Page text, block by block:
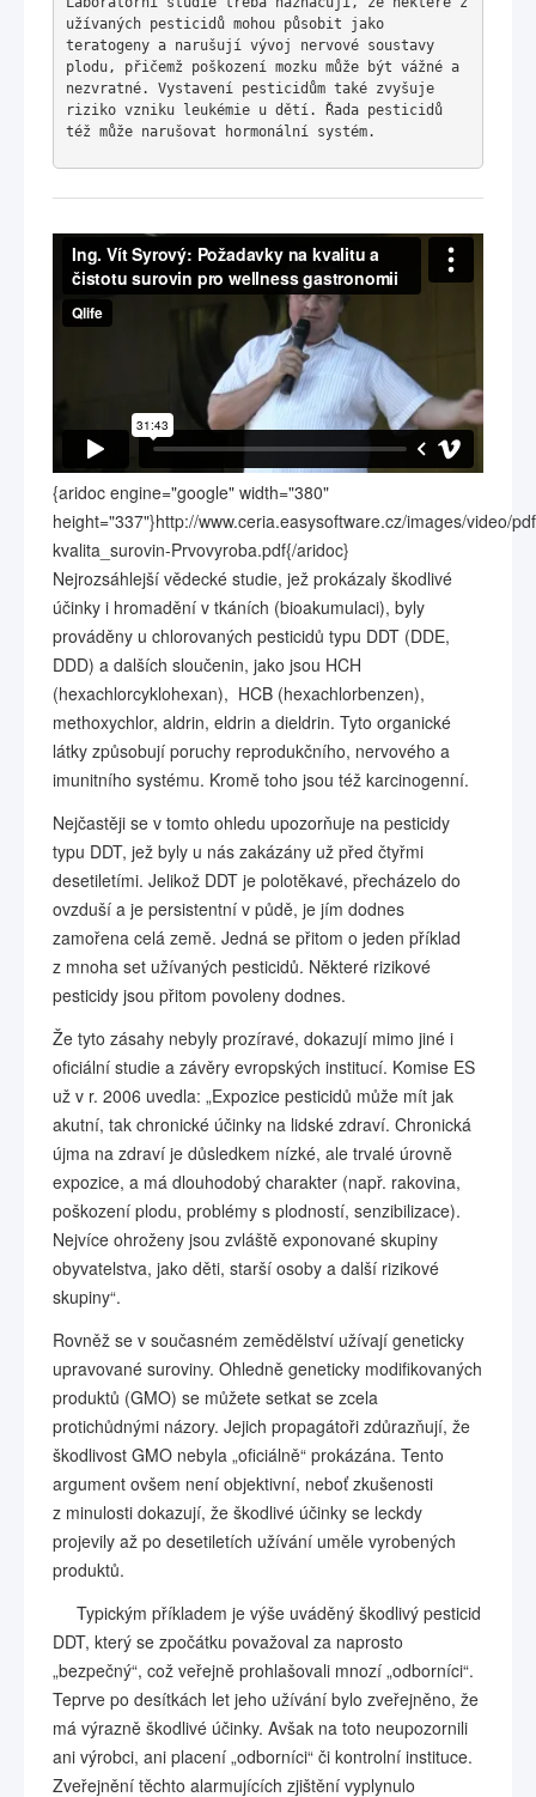
užívaných pesticidů mohou působit jako
teratogeny a narušují vývoj nervové soustavy
plodu, přičemž poškození mozku může být vážné a
nezvratné. Vystavení pesticidům také zvyšuje
riziko vzniku leukémie u dětí. Řada pesticidů
též může narušovat hormonální systém.
{aridoc engine="google" width="380"
height="337"}http://www.ceria.easysoftware.cz/images/video/
kvalita_surovin-Prvovyroba.pdf{/aridoc}
Nejrozsáhlejší vědecké studie, jež prokázaly škodlivé
účinky i hromadění v tkáních (bioakumulaci), byly
prováděny u chlorovaných pesticidů typu DDT (DDE,
DDD) a dalších sloučenin, jako jsou HCH
(hexachlorcyklohexan), HCB (hexachlorbenzen),
methoxychlor, aldrin, eldrin a dieldrin. Tyto organické
látky způsobují poruchy reprodukčního, nervového a
imunitního systému. Kromě toho jsou též karcinogenní.
Nejčastěji se v tomto ohledu upozorňuje na pesticidy
typu DDT, jež byly u nás zakázány už před čtyřmi
desetiletími. Jelikož DDT je polotěkavé, přecházelo do
ovzduší a je persistentní v půdě, je jím dodnes
zamořena celá země. Jedná se přitom o jeden příklad
z mnoha set užívaných pesticidů. Některé rizikové
pesticidy jsou přitom povoleny dodnes.
Že tyto zásahy nebyly prozíravé, dokazují mimo jiné i
oficiální studie a závěry evropských institucí. Komise ES
už v r. 2006 uvedla: „Expozice pesticidů může mít jak
akutní, tak chronické účinky na lidské zdraví. Chronická
újma na zdraví je důsledkem nízké, ale trvalé úrovně
expozice, a má dlouhodobý charakter (např. rakovina,
poškození plodu, problémy s plodností, senzibilizace).
Nejvíce ohroženy jsou zvláště exponované skupiny
obyvatelstva, jako děti, starší osoby a další rizikové
skupiny“.
Rovněž se v současném zemědělství užívají geneticky
upravované suroviny. Ohledně geneticky modifikovaných
produktů (GMO) se můžete setkat se zcela
protichůdnými názory. Jejich propagátoři zdůrazňují, že
škodlivost GMO nebyla „oficiálně“ prokázána. Tento
argument ovšem není objektivní, neboť zkušenosti
z minulosti dokazují, že škodlivé účinky se leckdy
projevily až po desetiletích užívání uměle vyrobených
produktů.
Typickým příkladem je výše uváděný škodlivý pesticid
DDT, který se zpočátku považoval za naprosto
„bezpečný“, což veřejně prohlašovali mnozí „odborníci“.
Teprve po desítkách let jeho užívání bylo zveřejněno, že
má výrazně škodlivé účinky. Avšak na toto neupozornili
ani výrobci, ani placení „odborníci“ či kontrolní instituce.
Zveřejnění těchto alarmujících zjištění vyplynulo